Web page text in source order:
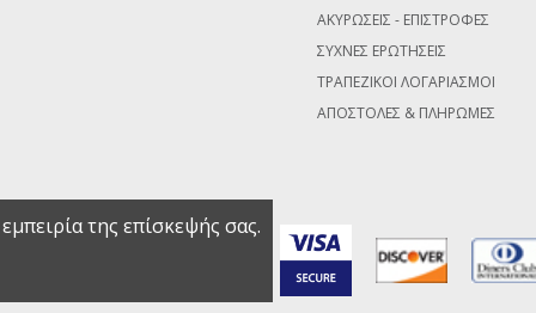
ΑΚΥΡΏΣΕΙΣ - ΕΠΙΣΤΡΟΦΈΣ
ΣΥΧΝΈΣ ΕΡΩΤΉΣΕΙΣ
ΤΡΑΠΕΖΙΚΟΊ ΛΟΓΑΡΙΑΣΜΟΊ
ΑΠΟΣΤΟΛΈΣ & ΠΛΗΡΩΜΈΣ
της επίσκεψής σας.